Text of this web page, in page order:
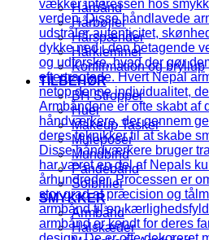
Hårbånd
Hårbøjler
Hårspænder
Hårklemmer
Konfirmation og bryllup
TILBEHØR
BH Stropper
Huer
Makeup Tasker
Muleposer
Mundbind
Pandebånd
Solbriller
SMYKKER
Armbånd
Halskæder